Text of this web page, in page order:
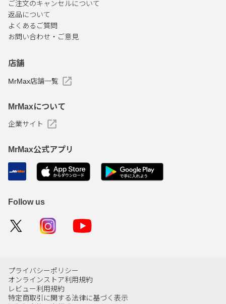
ご注文のキャンセルについて
返品について
よくあるご質問
お問い合わせ・ご意見
店舗
MrMax店舗一覧
MrMaxについて
企業サイト
MrMax公式アプリ
Follow us
プライバシーポリシー
オンラインストア利用規約
レビュー利用規約
特定商取引に関する法律に基づく表示